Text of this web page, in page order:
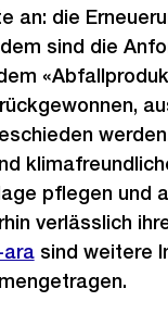
an: die
sind die
pflegen und
verlässlich
sind weitere